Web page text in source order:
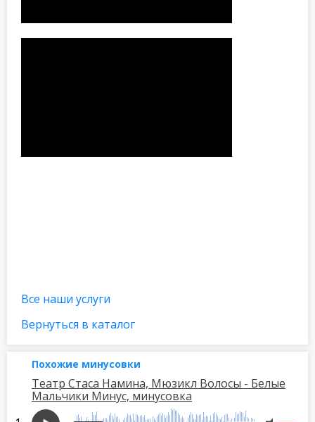
Все наши услуги
Вернуться в каталог
Похожие минусовки
Театр Стаса Намина, Мюзикл Волосы - Белые
Мальчики Минус, минусовка